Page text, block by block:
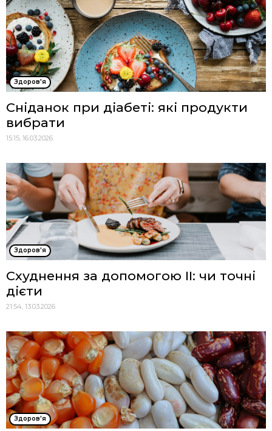
Здоров'я
Сніданок при діабеті: які продукти
вибрати
15:15, 16.03.2026
Здоров'я
Схуднення за допомогою ІІ: чи точні
дієти
21:54, 13.03.2026
Здоров'я